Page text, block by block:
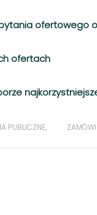
ofertowego
ofertach
PUBLICZNE,